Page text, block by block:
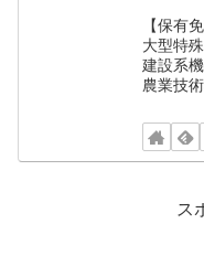
【保有
大型特
建設系
農業技
ス